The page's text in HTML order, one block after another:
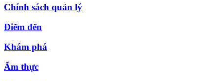
Chính sách quản lý
Điểm đến
Khám phá
Ẩm thực